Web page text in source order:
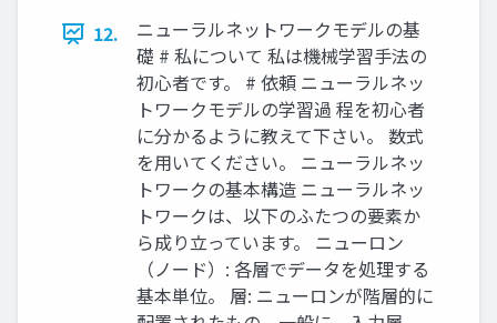
12.
ニューラルネットワークモデルの基
礎 # 私について 私は機械学習手法の
初心者です。 # 依頼 ニューラルネッ
トワークモデルの学習過 程を初心者
に分かるように教えて下さい。 数式
を用いてください。 ニューラルネッ
トワークの基本構造 ニューラルネッ
トワークは、以下のふたつの要素か
ら成り立っています。 ニューロン
（ノード）: 各層でデータを処理する
基本単位。 層: ニューロンが階層的に